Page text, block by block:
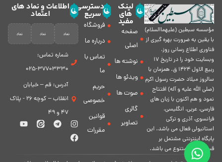
مؤسسه سبطين (عليهماالسلام)
با يقين به ضرورت بهره گیرى از
فناورى اطلاع رسانى روز،
وبسایت خود را در تاريخ 17
ربيع الاول 1424 ق. همزمان با
سالروز ميلاد حضرت رسول اكرم
(صلی الله علیه و آله) افتتاح
نمود و هم اكنون با زبان های
فارسی، عربى، انگلیسی،
فرانسوی، آذری و ترکی
استانبولی فعال مى باشد. اين
پايگاه اينترنتى مشتمل بر
قسمت هاى متنوع مى باشد.
لینک
های
مفید
صفحه
اصلی
نوشته ها
ویدئو ها
صوت ها
گالری
تصاویر
دسترسی
سریع
فروشگاه
درباره ما
تماس با
ما
حریم
خصوصی
قوانین
مقررات
اطلاعات و نماد های
اعتماد
شماره تماس:
37703330-025
آدرس: قم – خیابان
انقلاب – کوچه 26 - پلاک
47 و 49